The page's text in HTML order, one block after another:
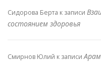
Сидорова Берта к записи
состоянием здоровья
Смирнов Юлий к записи